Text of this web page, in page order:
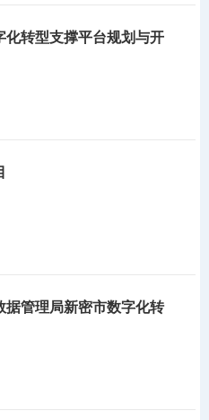
化转型支撑平台规划与开
据管理局新密市数字化转